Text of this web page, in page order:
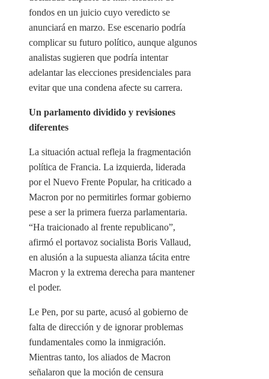
fondos en un juicio cuyo veredicto se
anunciará en marzo. Ese escenario podría
complicar su futuro político, aunque algunos
analistas sugieren que podría intentar
adelantar las elecciones presidenciales para
evitar que una condena afecte su carrera.
Un parlamento dividido y revisiones
diferentes
La situación actual refleja la fragmentación
política de Francia. La izquierda, liderada
por el Nuevo Frente Popular, ha criticado a
Macron por no permitirles formar gobierno
pese a ser la primera fuerza parlamentaria.
“Ha traicionado al frente republicano”,
afirmó el portavoz socialista Boris Vallaud,
en alusión a la supuesta alianza tácita entre
Macron y la extrema derecha para mantener
el poder.
Le Pen, por su parte, acusó al gobierno de
falta de dirección y de ignorar problemas
fundamentales como la inmigración.
Mientras tanto, los aliados de Macron
señalaron que la moción de censura